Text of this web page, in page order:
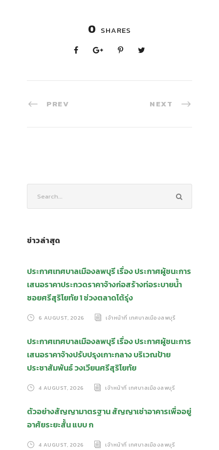
0 SHARES
PREV NEXT
ข่าวล่าสุด
ประกาศเทศบาลเมืองลพบุรี เรื่อง ประกาศผู้ชนะการ
เสนอราคาประกวดราคาจ้างก่อสร้างท่อระบายน้ำ
ซอยศรีสุริโยทัย 1 ช่วงตลาดโต้รุ่ง
6 AUGUST, 2026 เจ้าหน้าที่ เทศบาลเมืองลพบุรี
ประกาศเทศบาลเมืองลพบุรี เรื่อง ประกาศผู้ชนะการ
เสนอราคาจ้างปรับปรุงเกาะกลาง บริเวณป้าย
ประชาสัมพันธ์ วงเวียนศรีสุริโยทัย
4 AUGUST, 2026 เจ้าหน้าที่ เทศบาลเมืองลพบุรี
ตัวอย่างสัญญามาตรฐาน สัญญาเช่าอาคารเพื่ออยู่
อาศัยระยะสั้น แบบ ก
4 AUGUST, 2026 เจ้าหน้าที่ เทศบาลเมืองลพบุรี